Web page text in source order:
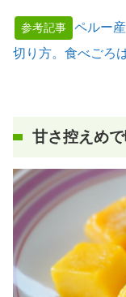
参考記事
ペルー
切り方。食べごろ
甘さ控えめ